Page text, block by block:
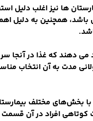
ها نیز اغلب دلیل
همچنین به دلیل
.
می دهند که غذا در آنجا
مدت به آن انتخاب
با بخشهای مختلف
کوتاهی افراد در آن